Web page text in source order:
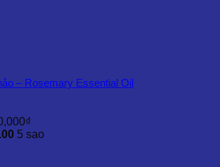
– Rosemary Essential Oil
₫
giá:
5 sao